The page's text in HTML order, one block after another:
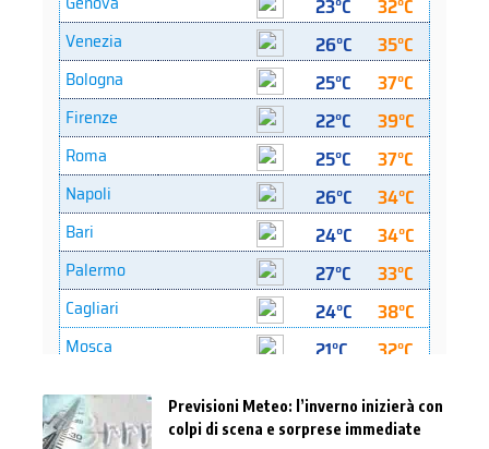
Previsioni Meteo: l’inverno inizierà con
colpi di scena e sorprese immediate